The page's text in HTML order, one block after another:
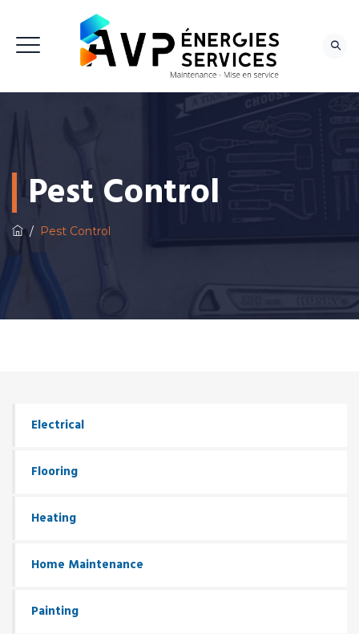
Pest Control
/ Pest Control
Electrical
Flooring
Heating
Home Maintenance
Painting